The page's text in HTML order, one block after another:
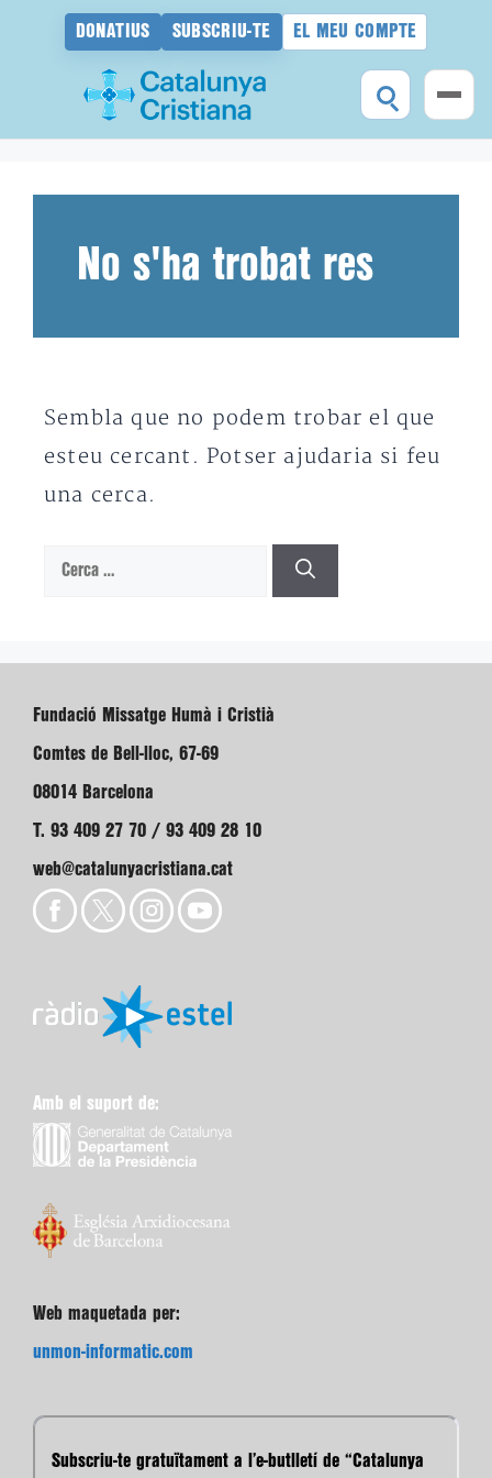
DONATIUS SUBSCRIU-TE EL MEU COMPTE
No s'ha trobat res
Sembla que no podem trobar el que
esteu cercant. Potser ajudaria si feu
una cerca.
Cerca:
Fundació Missatge Humà i Cristià
Comtes de Bell-lloc, 67-69
08014 Barcelona
T. 93 409 27 70 / 93 409 28 10
web@catalunyacristiana.cat
Amb el suport de:
Web maquetada per:
unmon-informatic.com
Subscriu-te gratuïtament a l’e-butlletí de “Catalunya